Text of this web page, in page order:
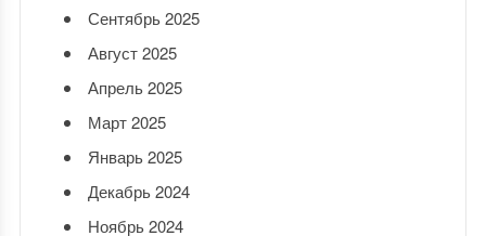
Сентябрь 2025
Август 2025
Апрель 2025
Март 2025
Январь 2025
Декабрь 2024
Ноябрь 2024